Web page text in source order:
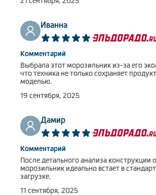
Иванна
Комментарий
Выбрала этот морозильник из-за его
что техника не только сохраняет
моделью.
19 сентября, 2025
Дамир
Комментарий
После детального анализа
морозильник идеально встает в
загрузке.
11 сентября, 2025